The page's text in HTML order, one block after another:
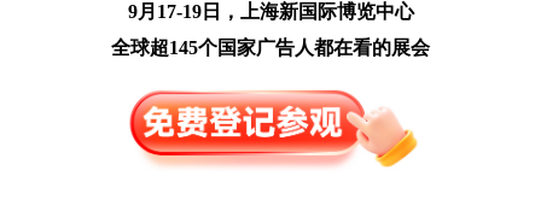
9月17-19日，上海新国际博览中心
全球超145个国家广告人都在看的展会